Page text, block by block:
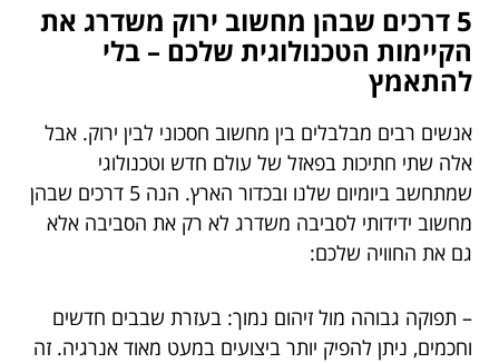
5 דרכים שבהן מחשוב ירוק משדרג את
הקיימות הטכנולוגית שלכם – בלי
להתאמץ
אנשים רבים מבלבלים בין מחשוב חסכוני לבין ירוק. אבל
אלה שתי חתיכות בפאזל של עולם חדש וטכנולוגי
שמתחשב ביומיום שלנו ובכדור הארץ. הנה 5 דרכים שבהן
מחשוב ידידותי לסביבה משדרג לא רק את הסביבה אלא
גם את החוויה שלכם:
– תפוקה גבוהה מול זיהום נמוך: בעזרת שבבים חדשים
וחכמים, ניתן להפיק יותר ביצועים במעט מאוד אנרגיה. זה